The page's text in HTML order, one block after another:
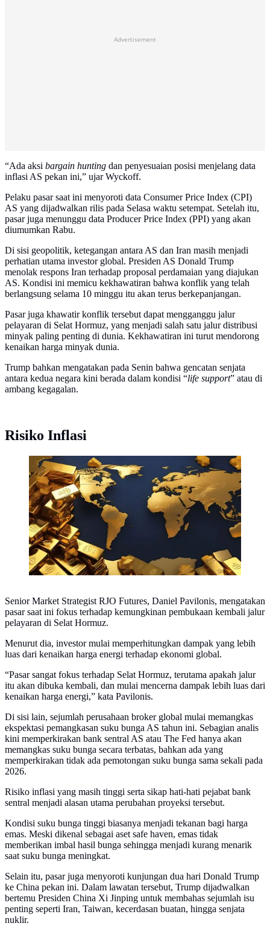
Advertisement
“Ada aksi bargain hunting dan penyesuaian posisi menjelang data
inflasi AS pekan ini,” ujar Wyckoff.
Pelaku pasar saat ini menyoroti data Consumer Price Index (CPI)
AS yang dijadwalkan rilis pada Selasa waktu setempat. Setelah itu,
pasar juga menunggu data Producer Price Index (PPI) yang akan
diumumkan Rabu.
Di sisi geopolitik, ketegangan antara AS dan Iran masih menjadi
perhatian utama investor global. Presiden AS Donald Trump
menolak respons Iran terhadap proposal perdamaian yang diajukan
AS. Kondisi ini memicu kekhawatiran bahwa konflik yang telah
berlangsung selama 10 minggu itu akan terus berkepanjangan.
Pasar juga khawatir konflik tersebut dapat mengganggu jalur
pelayaran di Selat Hormuz, yang menjadi salah satu jalur distribusi
minyak paling penting di dunia. Kekhawatiran ini turut mendorong
kenaikan harga minyak dunia.
Trump bahkan mengatakan pada Senin bahwa gencatan senjata
antara kedua negara kini berada dalam kondisi “life support” atau di
ambang kegagalan.
Risiko Inflasi
Ilustrasi harga emas dunia hari ini (Foto By AI)
Senior Market Strategist RJO Futures, Daniel Pavilonis, mengatakan
pasar saat ini fokus terhadap kemungkinan pembukaan kembali jalur
pelayaran di Selat Hormuz.
Menurut dia, investor mulai memperhitungkan dampak yang lebih
luas dari kenaikan harga energi terhadap ekonomi global.
“Pasar sangat fokus terhadap Selat Hormuz, terutama apakah jalur
itu akan dibuka kembali, dan mulai mencerna dampak lebih luas dari
kenaikan harga energi,” kata Pavilonis.
Di sisi lain, sejumlah perusahaan broker global mulai memangkas
ekspektasi pemangkasan suku bunga AS tahun ini. Sebagian analis
kini memperkirakan bank sentral AS atau The Fed hanya akan
memangkas suku bunga secara terbatas, bahkan ada yang
memperkirakan tidak ada pemotongan suku bunga sama sekali pada
2026.
Risiko inflasi yang masih tinggi serta sikap hati-hati pejabat bank
sentral menjadi alasan utama perubahan proyeksi tersebut.
Kondisi suku bunga tinggi biasanya menjadi tekanan bagi harga
emas. Meski dikenal sebagai aset safe haven, emas tidak
memberikan imbal hasil bunga sehingga menjadi kurang menarik
saat suku bunga meningkat.
Selain itu, pasar juga menyoroti kunjungan dua hari Donald Trump
ke China pekan ini. Dalam lawatan tersebut, Trump dijadwalkan
bertemu Presiden China Xi Jinping untuk membahas sejumlah isu
penting seperti Iran, Taiwan, kecerdasan buatan, hingga senjata
nuklir.